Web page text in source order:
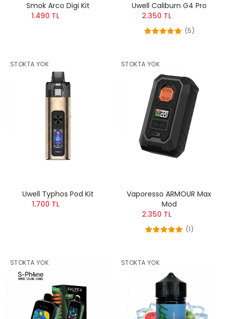
Smok Arco Digi Kit
1.490 TL
Uwell Caliburn G4 Pro
2.350 TL
(5)
STOKTA YOK
Uwell Typhos Pod Kit
1.700 TL
STOKTA YOK
Vaporesso ARMOUR Max
Mod
2.350 TL
(1)
STOKTA YOK STOKTA YOK